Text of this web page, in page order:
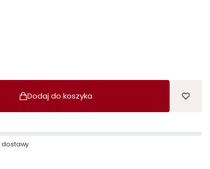
Dodaj do koszyka